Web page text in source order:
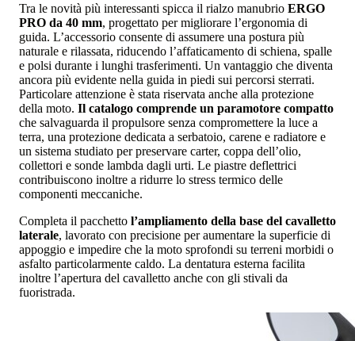
Tra le novità più interessanti spicca il rialzo manubrio ERGO
PRO da 40 mm, progettato per migliorare l’ergonomia di
guida. L’accessorio consente di assumere una postura più
naturale e rilassata, riducendo l’affaticamento di schiena, spalle
e polsi durante i lunghi trasferimenti. Un vantaggio che diventa
ancora più evidente nella guida in piedi sui percorsi sterrati.
Particolare attenzione è stata riservata anche alla protezione
della moto. Il catalogo comprende un paramotore compatto
che salvaguarda il propulsore senza compromettere la luce a
terra, una protezione dedicata a serbatoio, carene e radiatore e
un sistema studiato per preservare carter, coppa dell’olio,
collettori e sonde lambda dagli urti. Le piastre deflettrici
contribuiscono inoltre a ridurre lo stress termico delle
componenti meccaniche.
Completa il pacchetto l’ampliamento della base del cavalletto
laterale, lavorato con precisione per aumentare la superficie di
appoggio e impedire che la moto sprofondi su terreni morbidi o
asfalto particolarmente caldo. La dentatura esterna facilita
inoltre l’apertura del cavalletto anche con gli stivali da
fuoristrada.